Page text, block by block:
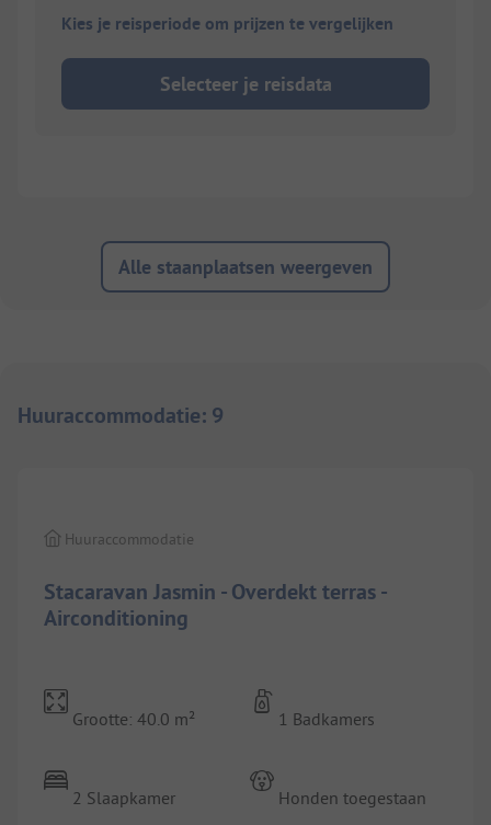
Kies je reisperiode om prijzen te vergelijken
Selecteer je reisdata
Alle staanplaatsen weergeven
Huuraccommodatie: 9
Stacaravan Jasmin - Overdekt terras -
Airconditioning
Huuraccommodatie
Grootte: 40.0 m²
2 Slaapkamer
1 Badkamers
Honden toegestaan